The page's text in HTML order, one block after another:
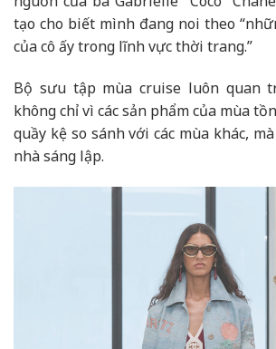
tạo cho biết mình đang noi theo
của cô ấy trong lĩnh vực thời trang.”
Bộ sưu tập mùa cruise luôn quan
không chỉ vì các sản phẩm của mùa
quầy kệ so sánh với các mùa khác,
nhà sáng lập.